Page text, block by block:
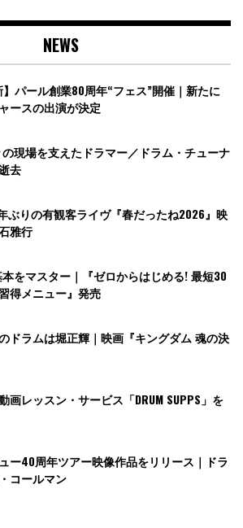
NEWS
】パール創業80周年“フェス”開催｜新たに
ースの出演が決定
の現場を支えたドラマー／ドラム・チューナ
去
ぶりの有観客ライヴ『春だったね2026』映
雅行
をマスター｜『ゼロからはじめる! 最短30
得メニュー』発売
ドラムは堀正輝｜映画『キングダム 魂の決
画レッスン・サービス「DRUM SUPPS」を
ー40周年ツアー映像作品をリリース｜ドラ
コールマン